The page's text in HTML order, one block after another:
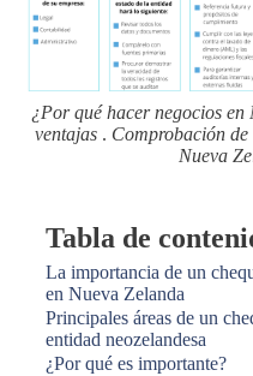
¿Por qué hacer negocios
ventajas . Comprobación
Nueva
Tabla de
La importancia de un
en Nueva Zelanda
Principales áreas de un
entidad neozelandesa
¿Por qué es importante?